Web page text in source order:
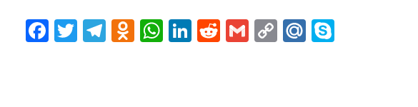
Facebook
Twitter
Telegram
Odnoklassniki
WhatsApp
LinkedIn
Reddit
Gmail
CopyMail.Ru